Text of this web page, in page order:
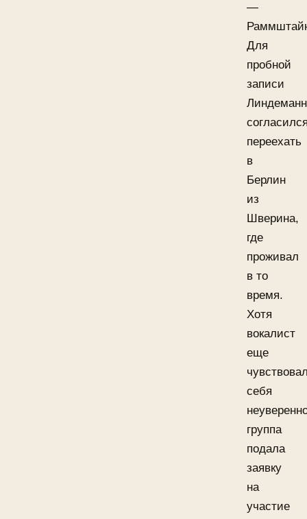
—
Для
пробной
записи
Линдеманн
переехать
в
Берлин
из
Шверина,
где
проживал
в то
время.
Хотя
вокалист
еще
себя
группа
подала
заявку
на
участие